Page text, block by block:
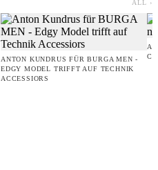
ALL ›
ANTON KUNDRUS FÜR BURGA MEN -
EDGY MODEL TRIFFT AUF TECHNIK
ACCESSIORS